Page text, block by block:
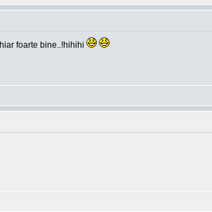
foarte bine..!hihihi